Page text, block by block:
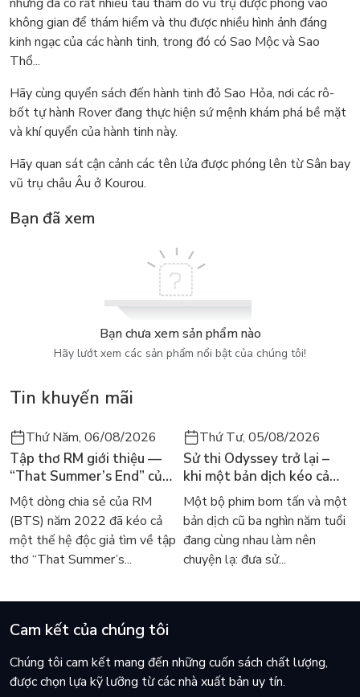
không gian để thám hiểm và thu được nhiều hình ảnh đáng
kinh ngạc của các hành tinh, trong đó có Sao Mộc và Sao
Thổ...
Hãy cùng quyển sách đến hành tinh đỏ Sao Hỏa, nơi các rô-
bốt tự hành Rover đang thực hiện sứ mệnh khám phá bề mặt
và khí quyển của hành tinh này.
Hãy quan sát cận cảnh các tên lửa được phóng lên từ Sân bay
vũ trụ châu Âu ở Kourou.
Bạn đã xem
Bạn chưa xem sản phẩm nào
Hãy lướt xem các sản phẩm nổi bật của chúng tôi!
Tin khuyến mãi
Thứ Năm, 06/08/2026
Tập thơ RM giới thiệu —
“That Summer’s End” của
Lee Seong-bok ra mắt bản
tiếng Anh sau 4 năm gây
sốt
Một dòng chia sẻ của RM
(BTS) năm 2022 đã kéo cả
một thế hệ độc giả tìm về tập
thơ “That Summer’s...
Thứ Tư, 05/08/2026
Sử thi Odyssey trở lại –
khi một bản dịch kéo cả
thế giới về với văn học
kinh điển
Một bộ phim bom tấn và một
bản dịch cũ ba nghìn năm tuổi
đang cùng nhau làm nên
chuyện lạ: đưa sử...
Cam kết của chúng tôi
Chúng tôi cam kết mang đến những cuốn sách chất lượng,
được chọn lựa kỹ lưỡng từ các nhà xuất bản uy tín.